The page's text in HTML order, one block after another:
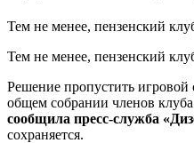
Тем не менее, пензенский
Тем не менее, пензенский
Решение пропустить игровой
общем собрании членов
сообщила пресс-служба
сохраняется.